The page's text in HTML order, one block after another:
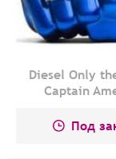
Diesel Only
Captain
Под